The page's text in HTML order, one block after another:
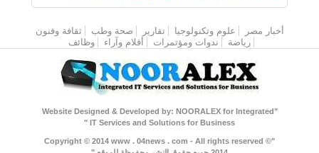
القائمة الرئيسية
أخبار مصر علوم وتكنولوجيا تقارير صحة وطب
ثقافة وفنون
رياضة
ندوات ومؤتمرات أقلام وآراء وظائف
"Website Designed & Developed by: NOORALEX for Integrated
IT Services and Solutions for Business "
"Copyright © 2014 www . 04news . com - All rights reserved ©